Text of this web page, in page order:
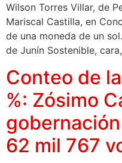
Wilson Torres Villar, de
Mariscal Castilla, en
de una moneda de un
de Junín Sostenible,
Conteo de
%: Zósimo
62 mil 767